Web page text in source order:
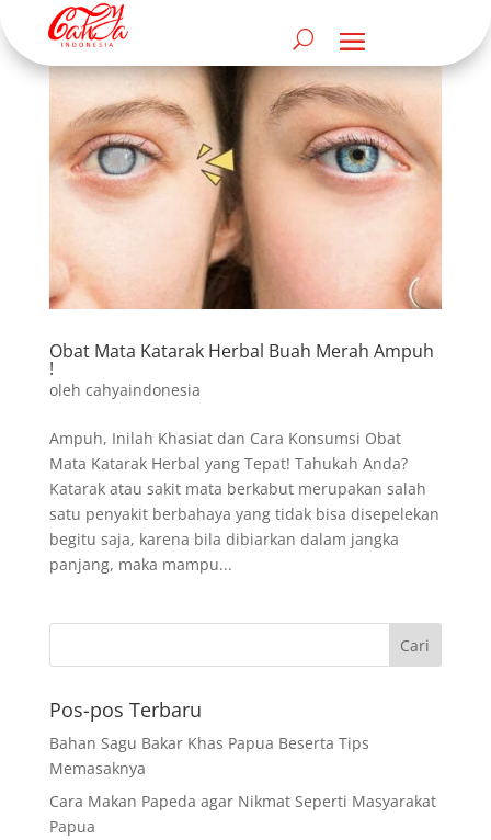
Obat Mata Katarak Herbal Buah Merah Ampuh
!
oleh cahyaindonesia
Ampuh, Inilah Khasiat dan Cara Konsumsi Obat
Mata Katarak Herbal yang Tepat! Tahukah Anda?
Katarak atau sakit mata berkabut merupakan salah
satu penyakit berbahaya yang tidak bisa disepelekan
begitu saja, karena bila dibiarkan dalam jangka
panjang, maka mampu...
Pos-pos Terbaru
Bahan Sagu Bakar Khas Papua Beserta Tips
Memasaknya
Cara Makan Papeda agar Nikmat Seperti Masyarakat
Papua